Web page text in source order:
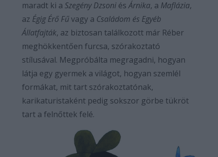
maradt ki a Szegény Dzsoni ésÁrnika, a Maflázia,
az Égig Érő Fűvagy a Családom és Egyéb
Állatfajták, az biztosan találkozott már Réber
meghökkentően furcsa, szórakoztató
stílusával. Megpróbálta megragadni, hogyan
látja egy gyermek a világot, hogyan szemlél
formákat, mit tart szórakoztatónak,
karikaturistaként pedig sokszor görbe tükröt
tart a felnőttek felé.